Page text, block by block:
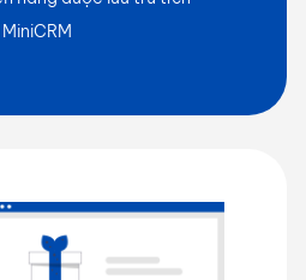
MiniCRM